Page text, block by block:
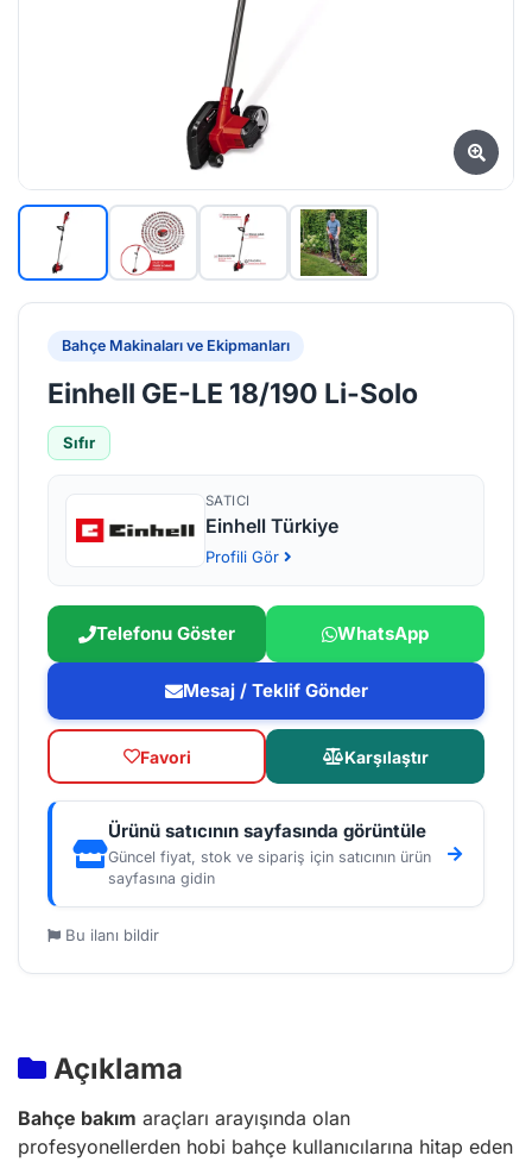
Bahçe Makinaları ve Ekipmanları
Einhell GE-LE 18/190 Li-Solo
Sıfır
SATICI
Einhell Türkiye
Profili Gör
Telefonu Göster WhatsApp
Mesaj / Teklif Gönder
Favori Karşılaştır
Ürünü satıcının sayfasında görüntüle
Güncel fiyat, stok ve sipariş için satıcının ürün
sayfasına gidin
Bu ilanı bildir
Açıklama
Bahçe bakım araçları arayışında olan
profesyonellerden hobi bahçe kullanıcılarına hitap eden